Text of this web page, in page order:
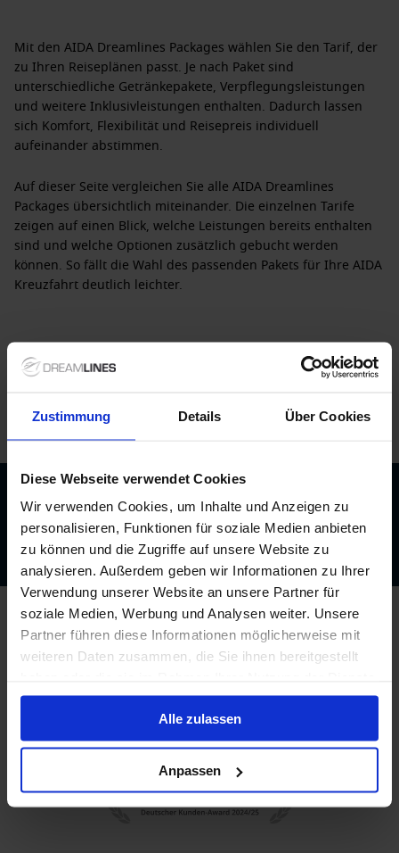
Zustimmung Details Über Cookies
Diese Webseite verwendet Cookies
Wir verwenden Cookies, um Inhalte und Anzeigen zu
personalisieren, Funktionen für soziale Medien anbieten
zu können und die Zugriffe auf unsere Website zu
analysieren. Außerdem geben wir Informationen zu Ihrer
Verwendung unserer Website an unsere Partner für
soziale Medien, Werbung und Analysen weiter. Unsere
Partner führen diese Informationen möglicherweise mit
weiteren Daten zusammen, die Sie ihnen bereitgestellt
gesammelt haben.
Alle zulassen
Anpassen
Mit den AIDA Dreamlines Packages wählen Sie den Tarif, der
zu Ihren Reiseplänen passt. Je nach Paket sind
unterschiedliche Getränkepakete, Verpflegungsleistungen
und weitere Inklusivleistungen enthalten. Dadurch lassen
sich Komfort, Flexibilität und Reisepreis individuell
aufeinander abstimmen.
Auf dieser Seite vergleichen Sie alle AIDA Dreamlines
Packages übersichtlich miteinander. Die einzelnen Tarife
zeigen auf einen Blick, welche Leistungen bereits enthalten
sind und welche Optionen zusätzlich gebucht werden
können. So fällt die Wahl des passenden Pakets für Ihre AIDA
Kreuzfahrt deutlich leichter.
Beratung durch echte Kreuzfahrtexperten
Bis zu 200 € Bordguthaben
Best-Preis-Garantie